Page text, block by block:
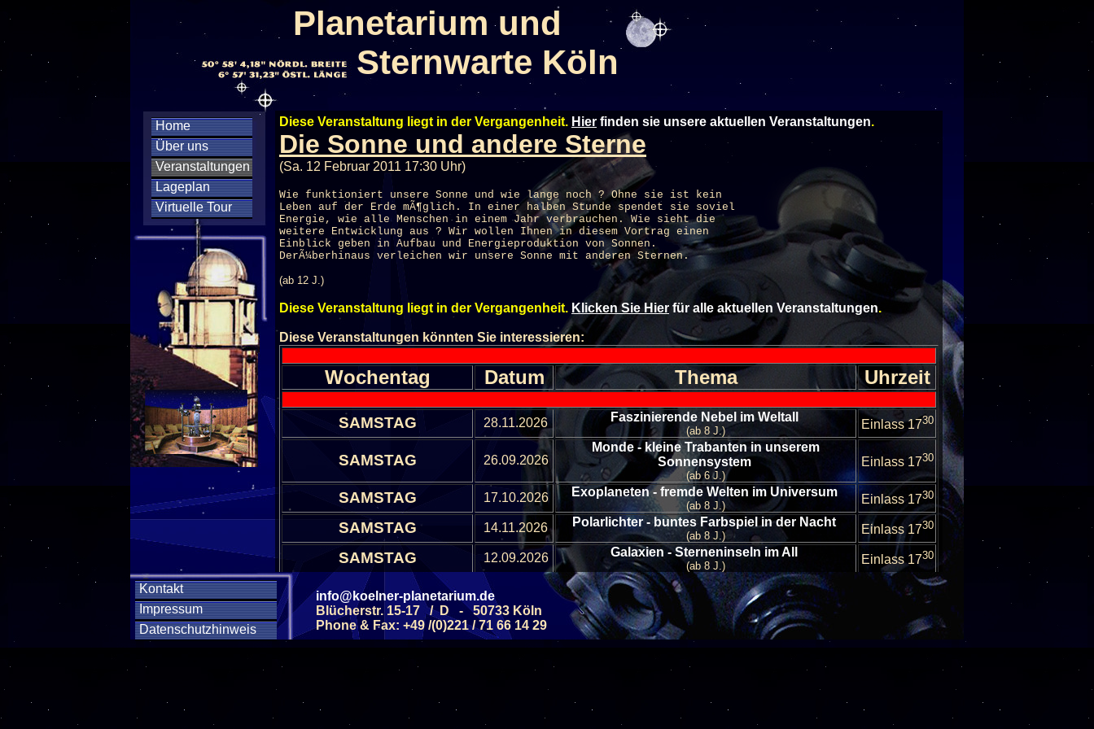
Planetarium und
Sternwarte Köln
Home
Über uns
Veranstaltungen
Lageplan
Virtuelle Tour
Kontakt
Impressum
Datenschutzhinweis
Diese Veranstaltung liegt in der Vergangenheit. Hier finden sie unsere aktuellen Veranstaltungen.
Die Sonne und andere Sterne
(Sa. 12 Februar 2011 17:30 Uhr)
Wie funktioniert unsere Sonne und wie lange noch ? Ohne sie ist kein
Leben auf der Erde mÃ¶glich. In einer halben Stunde spendet sie soviel
Energie, wie alle Menschen in einem Jahr verbrauchen. Wie sieht die
weitere Entwicklung aus ? Wir wollen Ihnen in diesem Vortrag einen
Einblick geben in Aufbau und Energieproduktion von Sonnen.
DerÃ¼berhinaus verleichen wir unsere Sonne mit anderen Sternen.
(ab 12 J.)
Diese Veranstaltung liegt in der Vergangenheit. Klicken Sie Hier für alle aktuellen Veranstaltungen.
Diese Veranstaltungen könnten Sie interessieren:
Wochentag Datum Thema Uhrzeit
SAMSTAG 28.11.2026 Faszinierende Nebel im Weltall
(ab 8 J.) Einlass 1730
SAMSTAG 26.09.2026
Monde - kleine Trabanten in unserem
Sonnensystem
(ab 6 J.)
Einlass 1730
SAMSTAG 17.10.2026 Exoplaneten - fremde Welten im Universum
(ab 8 J.) Einlass 1730
SAMSTAG 14.11.2026 Polarlichter - buntes Farbspiel in der Nacht
(ab 8 J.) Einlass 1730
SAMSTAG 12.09.2026 Galaxien - Sterneninseln im All
(ab 8 J.) Einlass 1730
SAMSTAG 05.09.2026
Allgemeine Führung - Sternhimmel im
September
(ab 6 J.)
Einlass 17 30
SAMSTAG 19.09.2026
Allgemeine Führung - Sternhimmel im
September
Einlass 17
Allgemeine Führung - Sternhimmel im Oktober
Allgemeine Führung - Sternhimmel im Oktober
Einlass 17
info@koelner-planetarium.de
Blücherstr. 15-17 / D - 50733 Köln
Phone & Fax: +49 /(0)221 / 71 66 14 29